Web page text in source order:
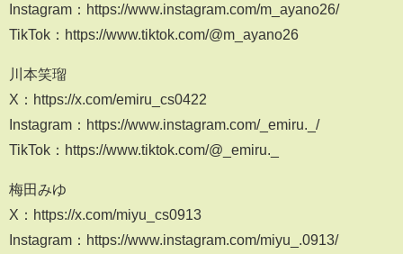
Instagram：https://www.instagram.com/m_ayano26/
TikTok：https://www.tiktok.com/@m_ayano26
川本笑瑠
X：https://x.com/emiru_cs0422
Instagram：https://www.instagram.com/_emiru._/
TikTok：https://www.tiktok.com/@_emiru._
梅田みゆ
X：https://x.com/miyu_cs0913
Instagram：https://www.instagram.com/miyu_.0913/